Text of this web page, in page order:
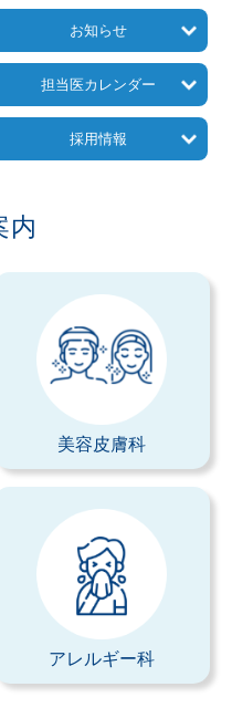
お知らせ
担当医カレンダー
採用情報
内
美容皮膚科
アレルギー科
▼
自由診療
▼
▼
院内写真
よくあるご質問
アクセス